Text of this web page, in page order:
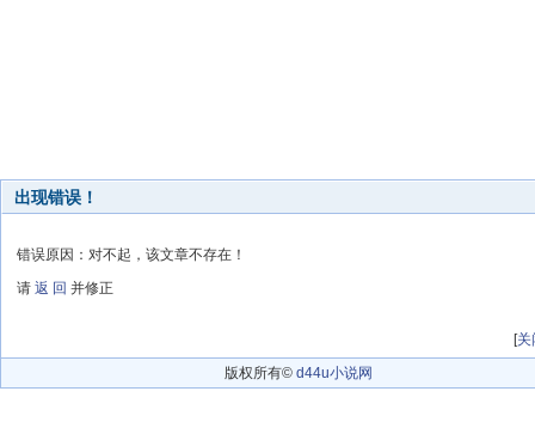
出现错误！
错误原因：对不起，该文章不存在！
请 返 回 并修正
[关
版权所有© d44u小说网